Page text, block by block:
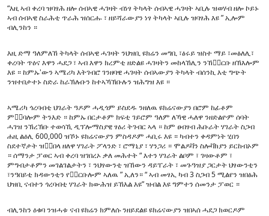
“እዚ ኣብ ቀረባ ዝባፃሕ ዘሎ ሰብኣዊ ሓገዛት ብነፃ ትካላት ሰብኣዊ ሓገዛት ኣቢሉ ዝወሃብ ዘሎ ኮይኑ
ኣብ ሰብኣዊ ስራሕቲ ጥራሕ ዝሰርሑ ፣ ዘይሻራውያን ነፃ ትካላት ኣቢሉ ዝባፃሕ እዩ ” ኢሎም
ብሊንከን ።
እዚ ድማ ዓለምለኸ ትካላት ሰብኣዊ ሓገዛት ንህዝቢ ዩክሬን መግቢ ፣ፅሩይ ዝስተ ማይ ፣መፅለሊ፣
ቀረባት ጥዕና እዋን ሓደጋ ፣ ኣብ እዋን ክረምቲ ዘድልዩ ሓገዛትን መከላኸሊን ንኸቅ፟ርቡ ዘኽእሎም
እዩ ። ከምኡ'ውን ኣሜሪካ እትገብሮ ገንዘባዊ ሓገዛት ሰብኣውያን ትካላት ብሰንኪ እቲ ግጭት
ንዝተበታተኑ ስድራ ከራኽሉቡን ከተኣኻኽቡሉን ዝሕግዝ እዩ ።
ኣሜሪካ ጎረባብቲ ህገራት ዓዶም ሓዲጎም ይስደዱ ንዘለዉ ዩክሬናውያን በሮም ከፊቶም
ምቅ፟ባሎም ትንእድ ። ከምኡ በርታቶም ክፍቲ ገይሮም ዓለም ለኻዊ ሓለዋ ንዘድልዮም ሰባት
ሓገዝ ንኽረኽቡ ተወሳኺ ዲፕሎማስያዊ ፃዕሪ ትገብር ኣላ ። ከም ፀብፃብ ሕቡራት ሃገራት ስጋብ
ሐዚ ልዕሊ 600,000 ዝኾኑ ዩክሬናውያን ምስዳዶም ሓቢሩ እዩ ። ካብተን ቀዳምነት ሂበን
ስደተኛታት ዝቅ፟በላ ዘለዋ ሃገራት ፖላንድ ፣ ሮማኒያ ፣ ሃንጋሪ ። ሞልዶቫን ስሎቫክያን ይርከብኦም
። ሰማንታ ፓወር ኣብ ቀረባ ዝገበረኦ ቃለ መሕተት “ እተን ሃገራት ልቦም ፣ ገዛውቶም ፣
ምግብታቶምን መገልገልታትን ፣ ንህፃውንቲ ዝኸውን ዳይፐራት ፣ መጉዓዝያ ጋርታት ህፃውንቲን
፣ንዓበይቲ ክዳውንቲን የቅ፟ርቡሎም ኣለዉ ” ኢለን። “ ኣብ መፃኢ ካብ 3 ስጋብ 5 ሚልየን ዝበፅሕ
ህዝቢ ናብተን ጎረባብቲ ሃገራት ክውሕዝ ይኸእል እዩ” ዝብል እዩ ግምተን ሰመንታ ፓወር ።
ብሊንከን ዕቁባ ንዝሓቱ ናብ ዩክሬን ክምለሱ ንዘይደልዩ ዩክሬናውያን ዝበኣሰ ሓደጋ ክወርዶም